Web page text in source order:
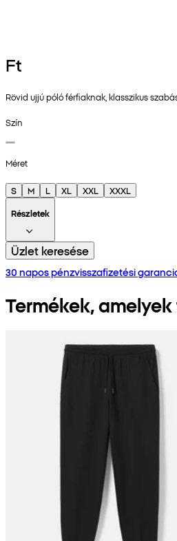
Ft
Rövid ujjú póló férfiaknak, klasszikus
Szín
Méret
S M L XL XXL
XXXL
Részletek
Üzlet keresése
30 napos pénzvisszafizetési
Termékek,